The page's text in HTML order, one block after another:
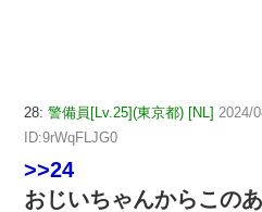
28: 警備員[Lv.25](東京都) [NL] 2024/
ID:9rWqFLJG0
>>24
おじいちゃんからこの